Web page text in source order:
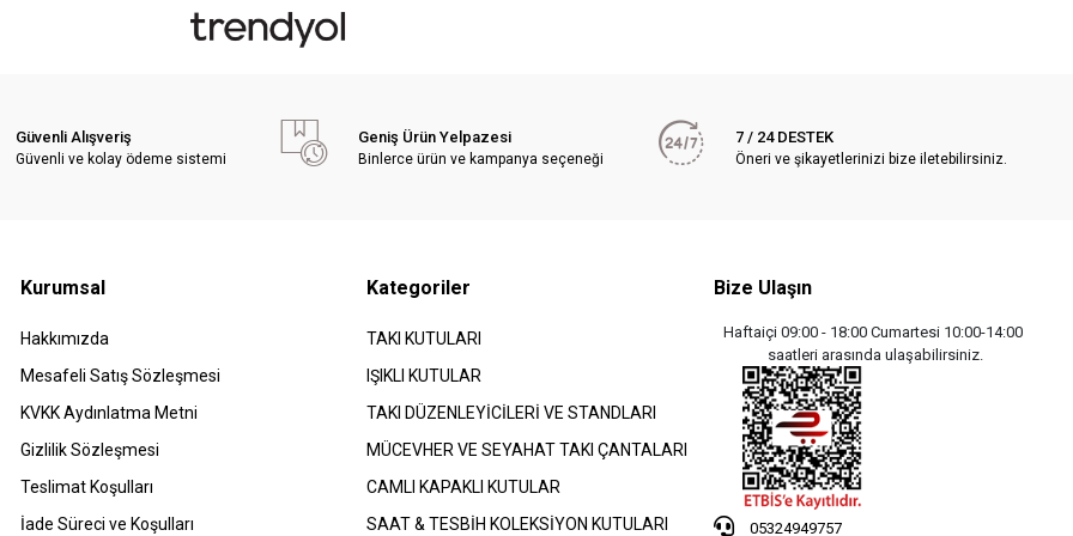
Güvenli Alışveriş
Güvenli ve kolay ödeme sistemi
Geniş Ürün Yelpazesi
Binlerce ürün ve kampanya seçeneği
7 / 24 DESTEK
Öneri ve şikayetlerinizi bize iletebilirsiniz.
Kurumsal
Hakkımızda
Mesafeli Satış Sözleşmesi
​KVKK Aydınlatma Metni
Gizlilik Sözleşmesi
Teslimat Koşulları
İade Süreci ve Koşulları
Kategoriler
TAKI KUTULARI
IŞIKLI KUTULAR
TAKI DÜZENLEYİCİLERİ VE STANDLARI
MÜCEVHER VE SEYAHAT TAKI ÇANTALARI
CAMLI KAPAKLI KUTULAR
SAAT & TESBİH KOLEKSİYON KUTULARI
Bize Ulaşın
Haftaiçi 09:00 - 18:00 Cumartesi 10:00-14:00
saatleri arasında ulaşabilirsiniz.
05324949757